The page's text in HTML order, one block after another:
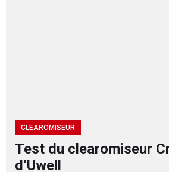
CLEAROMISEUR
Test du clearomiseur
d’Uwell